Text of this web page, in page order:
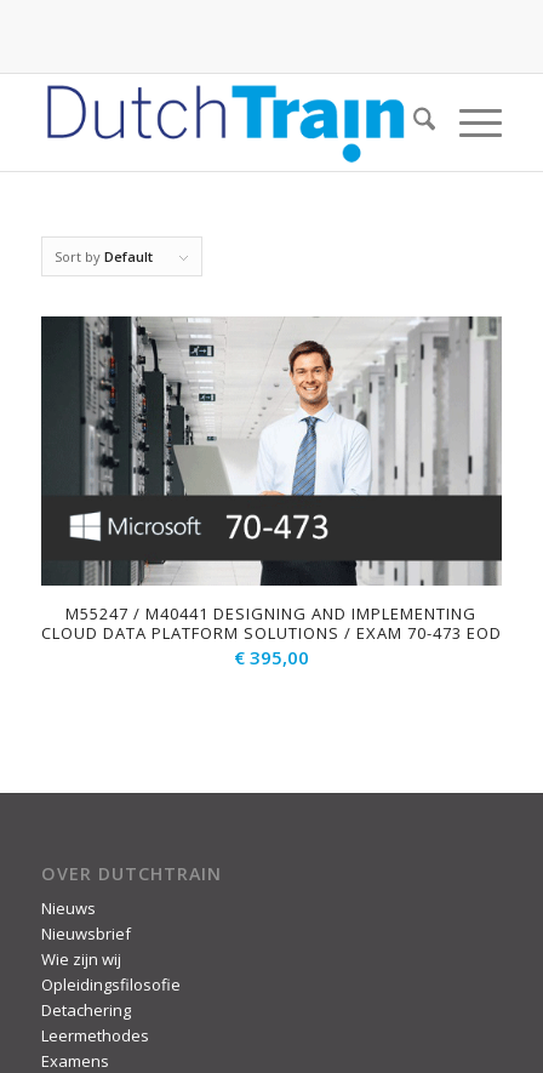
Sort by Default
M55247 / M40441 DESIGNING AND IMPLEMENTING
CLOUD DATA PLATFORM SOLUTIONS / EXAM 70-473 EOD
€395,00
OVER DUTCHTRAIN
Nieuws
Nieuwsbrief
Wie zijn wij
Opleidingsfilosofie
Detachering
Leermethodes
Examens